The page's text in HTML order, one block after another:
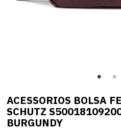
ACESSORIOS BOLSA
SCHUTZ
BURGUNDY